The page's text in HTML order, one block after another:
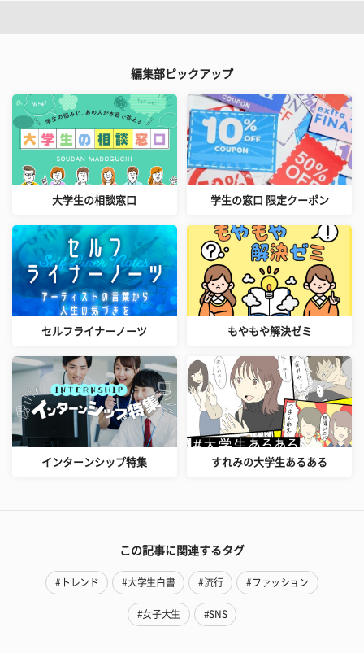
編集部ピックアップ
大学生の相談窓口 学生の窓口 限定クーポン
セルフライナーノーツ もやもや解決ゼミ
インターンシップ特集 すれみの大学生あるある
この記事に関連するタグ
#トレンド #大学生白書 #流行 #ファッション
#女子大生 #SNS